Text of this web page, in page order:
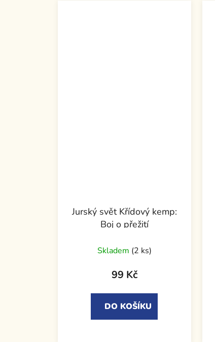
Jurský svět Křídový kemp:
Boj o přežití
Skladem (2 ks)
99 Kč
DO KOŠÍKU